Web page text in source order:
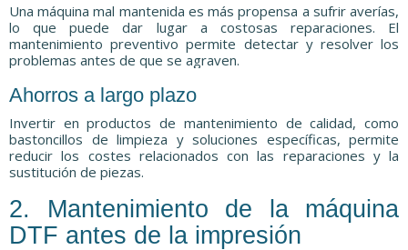
Una máquina mal mantenida es más propensa a sufrir averías,
lo que puede dar lugar a costosas reparaciones. El
mantenimiento preventivo permite detectar y resolver los
problemas antes de que se agraven.
Ahorros a largo plazo
Invertir en productos de mantenimiento de calidad, como
bastoncillos de limpieza y soluciones específicas, permite
reducir los costes relacionados con las reparaciones y la
sustitución de piezas.
2. Mantenimiento de la máquina
DTF antes de la impresión